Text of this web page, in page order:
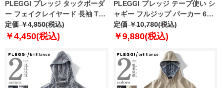
PLEGGI プレッジ タックボーダ
ー フェイクレイヤード 長袖 Tシ
ャツ リサイクルポリエステル使
用 63-76451-2
定価 ￥4,950(税込)
￥4,450(税込)
PLEGGI プレッジ テープ使い シ
ャギー フルジップ パーカー 63-
80120-2
定価 ￥10,780(税込)
￥9,880(税込)